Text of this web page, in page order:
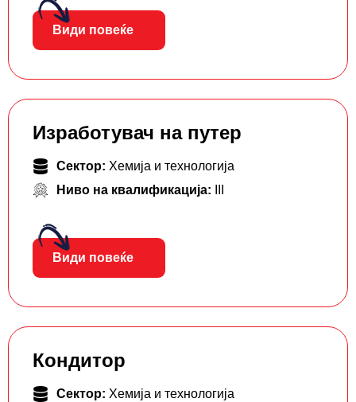
Види повеќе
Изработувач на путер
Сектор: Хемија и технологија
Ниво на квалификација:
Види повеќе
Кондитор
Сектор: Хемија и технологија